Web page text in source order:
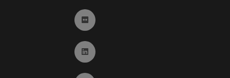
Ir a Flickr (abre en ventana nueva)
Ir a Linkedin (abre en ventana nueva)